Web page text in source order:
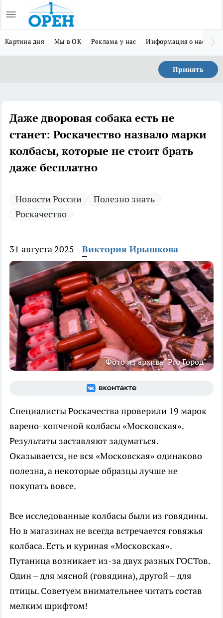
Картина дня Мы в ОК Реклама у нас Информация о нас
Принять
Даже дворовая собака есть не
станет: Роскачество назвало марки
колбасы, которые не стоит брать
даже бесплатно
Новости России
Полезно знать
Роскачество
31 августа 2025 Виктория Ирышкова
Фото из архива "Pro Город"
Специалисты Роскачества проверили 19 марок
варено-копченой колбасы «Московская».
Результаты заставляют задуматься.
Оказывается, не вся «Московская» одинаково
полезна, а некоторые образцы лучше не
покупать вовсе.
Все исследованные колбасы были из говядины.
Но в магазинах не всегда встречается говяжья
колбаса. Есть и куриная «Московская».
Путаница возникает из-за двух разных ГОСТов.
Один – для мясной (говядина), другой – для
птицы. Советуем внимательнее читать состав
мелким шрифтом!